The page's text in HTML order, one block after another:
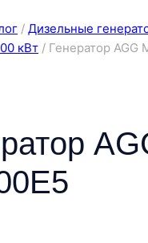
/ Дизельные
кВт / Генератор AGG